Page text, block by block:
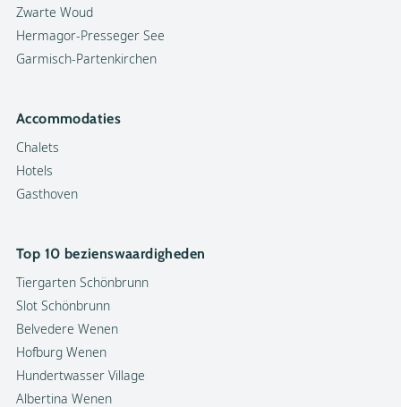
Zwarte Woud
Hermagor-Presseger See
Garmisch-Partenkirchen
Accommodaties
Chalets
Hotels
Gasthoven
Top 10 bezienswaardigheden
Tiergarten Schönbrunn
Slot Schönbrunn
Belvedere Wenen
Hofburg Wenen
Hundertwasser Village
Albertina Wenen